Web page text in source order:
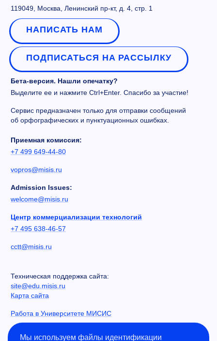
119049, Москва, Ленинский пр-кт, д. 4, стр. 1
НАПИСАТЬ НАМ
ПОДПИСАТЬСЯ НА РАССЫЛКУ
Бета-версия. Нашли опечатку?
Выделите ее и нажмите Ctrl+Enter. Спасибо за участие!
Сервис предназначен только для отправки сообщений
об орфографических и пунктуационных ошибках.
Приемная комиссия:
+7 499 649-44-80
vopros@misis.ru
Admission Issues:
welcome@misis.ru
Центр коммерциализации технологий
+7 495 638-46-57
cctt@misis.ru
Техническая поддержка сайта:
site@edu.misis.ru
Карта сайта
Работа в Университете МИСИС
Сведения об образовательной организации
Мы используем файлы идентификации